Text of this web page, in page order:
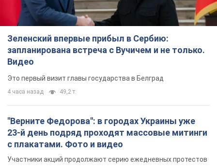
"Верните Федорова": в городах Украины уже
23-й день подряд проходят массовые митинги
с плакатами. Фото и видео
Участники акций продолжают серию ежедневных протестов
2 часа назад 1,6 т.
Сенат США одобрил законопроект Грэма о
санкциях против России: что дальше
Документ предусматривает новые экономические
ограничения